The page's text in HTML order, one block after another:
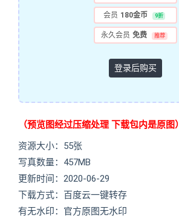
会员 180金币 9折
永久会员 免费 推荐
登录后购买
（预览图经过压缩处理 下载包内是原图）
资源大小：55张
写真数量：457MB
更新时间：2020-06-29
下载方式：百度云一键转存
有无水印：官方原图无水印